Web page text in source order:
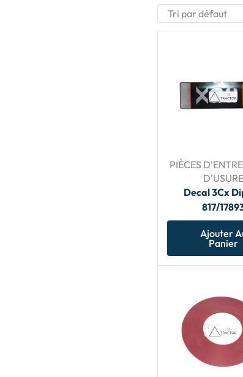
PIÈCES
D'USURE
Decal 3Cx
817/
Ajouter
Panier